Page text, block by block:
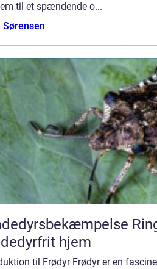
til et spændende o...
Sørensen
hjem
til Frødyr Frødyr er en